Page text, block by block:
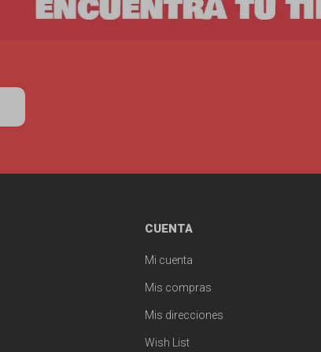
CUENTA
Mi cuenta
Mis compras
Mis direcciones
Wish List